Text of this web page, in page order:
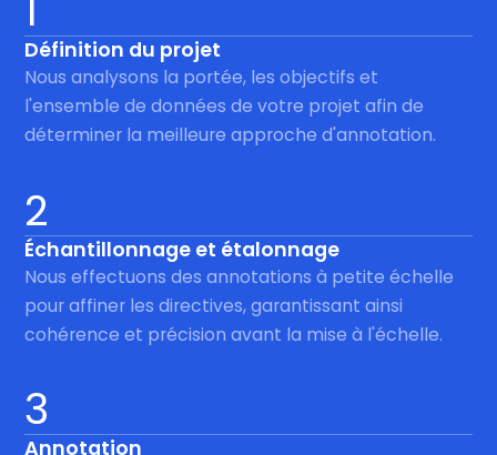
Définition du projet
Nous analysons la portée, les objectifs et
l'ensemble de données de votre projet afin de
déterminer la meilleure approche d'annotation.
2
Échantillonnage et étalonnage
Nous effectuons des annotations à petite échelle
pour affiner les directives, garantissant ainsi
cohérence et précision avant la mise à l'échelle.
3
Annotation